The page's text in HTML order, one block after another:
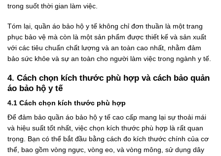
trong suốt thời gian làm việc.
Tóm lại, quần áo bảo hộ y tế không chỉ đơn thuần là một trang
phục bảo vệ mà còn là một sản phẩm được thiết kế và sản xuất
với các tiêu chuẩn chất lượng và an toàn cao nhất, nhằm đảm
bảo sức khỏe và sự an toàn cho người làm việc trong ngành y tế.
4. Cách chọn kích thước phù hợp và cách bảo quản
áo bảo hộ y tế
4.1 Cách chọn kích thước phù hợp
Để đảm bảo quần áo bảo hộ y tế cao cấp mang lại sự thoải mái
và hiệu suất tốt nhất, việc chọn kích thước phù hợp là rất quan
trọng. Bạn có thể bắt đầu bằng cách đo kích thước chính của cơ
thể, bao gồm vòng ngực, vòng eo, và vòng mông, sử dụng dây